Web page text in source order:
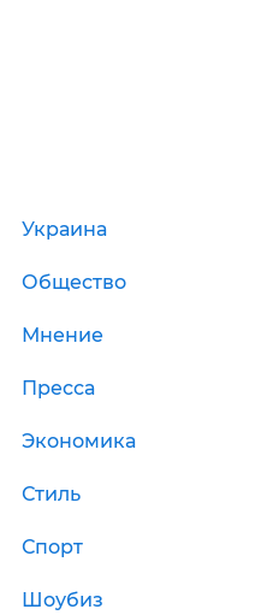
Украина
Общество
Мнение
Пресса
Экономика
Стиль
Спорт
Шоубиз